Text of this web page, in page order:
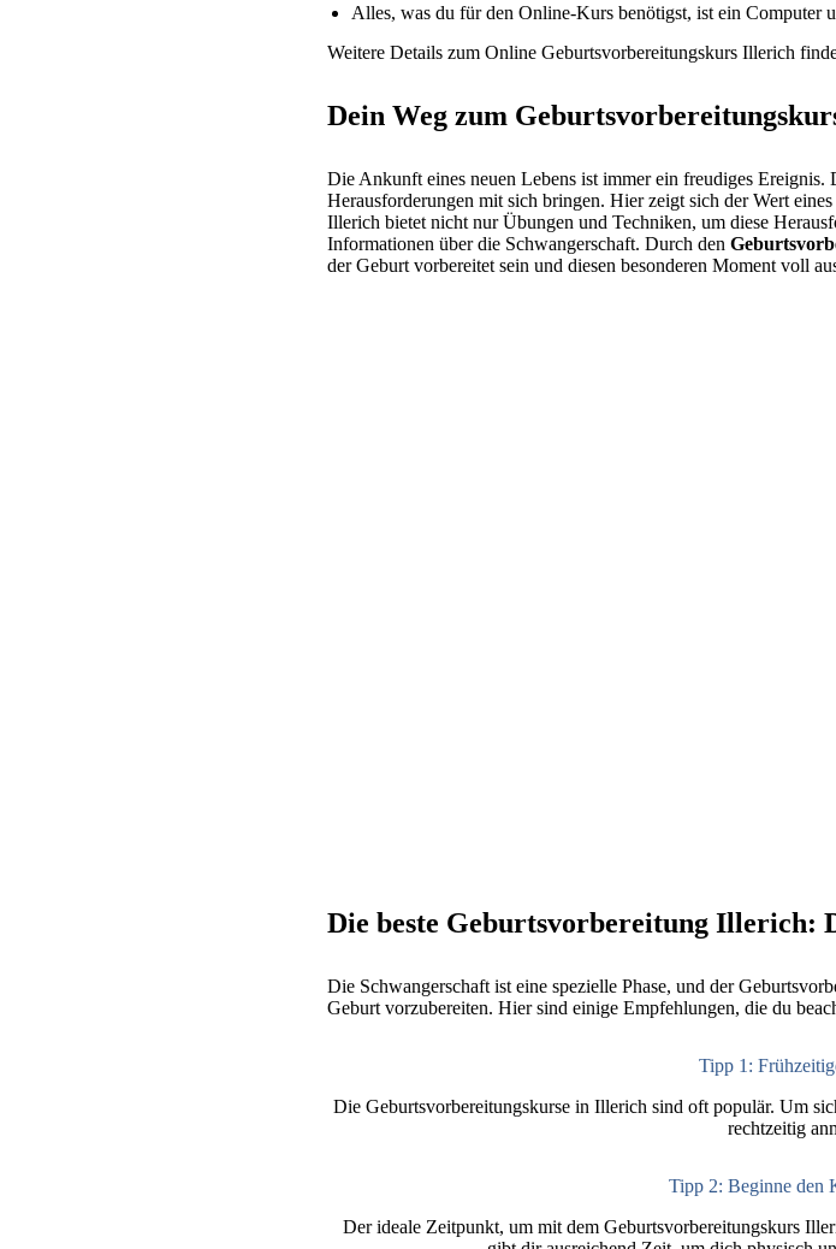
Alles, was du für den Online-Kurs benötigst, ist ein Computer
Weitere Details zum Online Geburtsvorbereitungskurs Illerich
Dein Weg zum
Die Ankunft eines neuen Lebens ist immer ein freudiges
Herausforderungen mit sich bringen. Hier zeigt sich der Wert eines
Illerich bietet nicht nur Übungen und Techniken, um diese
Informationen über die Schwangerschaft. Durch den
der Geburt vorbereitet sein und diesen besonderen Moment voll
Die beste Geburtsvorbereitung Illerich:
Die Schwangerschaft ist eine spezielle Phase, und der
Geburt vorzubereiten. Hier sind einige Empfehlungen, die du
Tipp 1:
Die Geburtsvorbereitungskurse in Illerich sind oft populär. Um
rechtzeitig
Tipp 2: Beginne den
Der ideale Zeitpunkt, um mit dem Geburtsvorbereitungskurs